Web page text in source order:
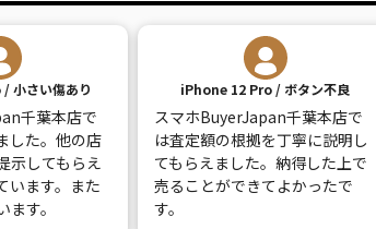
¥13,000
¥8,000
¥14,000
¥8,500
¥13,000
¥8,500
小さい傷あり
千葉本店で
した。他の店
示してもらえ
います。また
す。
iPhone 12 Pro / ボタン不良
スマホBuyerJapan千葉本店で
は査定額の根拠を丁寧に説明し
てもらえました。納得した上で
売ることができてよかったで
す。